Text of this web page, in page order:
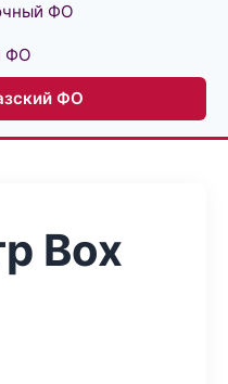
ФО
ФО
ФО
Box